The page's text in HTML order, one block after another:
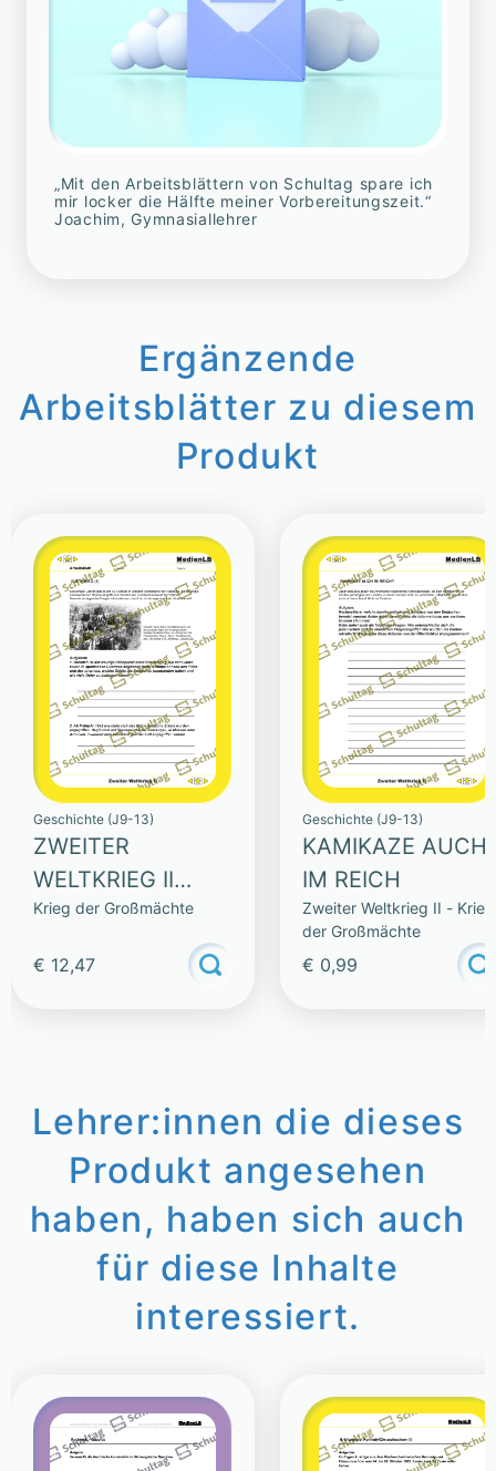
„Mit den Arbeitsblättern von Schultag spare ich
mir locker die Hälfte meiner Vorbereitungszeit.“
Joachim, Gymnasiallehrer
Ergänzende
Arbeitsblätter zu diesem
Produkt
Geschichte (J9-13)
ZWEITER
WELTKRIEG II
(SAMMLUNG)
Krieg der Großmächte
€ 12,47
Geschichte (J9-13)
KAMIKAZE AUCH
IM REICH
Zweiter Weltkrieg II - Krieg
der Großmächte
€ 0,99
Lehrer:innen die dieses
Produkt angesehen
haben, haben sich auch
für diese Inhalte
interessiert.